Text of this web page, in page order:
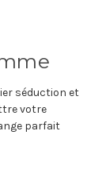
séduction et
votre
parfait